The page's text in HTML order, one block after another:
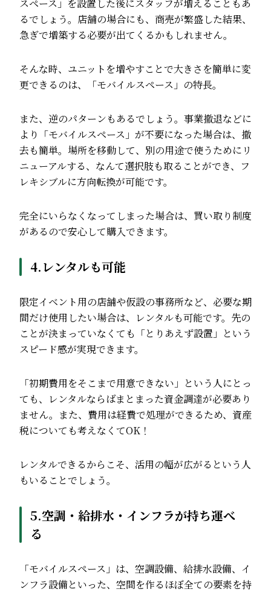
スペース」を設置した後にスタッフが増えることもあ
るでしょう。店舗の場合にも、商売が繁盛した結果、
急ぎで増築する必要が出てくるかもしれません。
そんな時、ユニットを増やすことで大きさを簡単に変
更できるのは、「モバイルスペース」の特長。
また、逆のパターンもあるでしょう。事業撤退などに
より「モバイルスペース」が不要になった場合は、撤
去も簡単。場所を移動して、別の用途で使うためにリ
ニューアルする、なんて選択肢も取ることができ、フ
レキシブルに方向転換が可能です。
完全にいらなくなってしまった場合は、買い取り制度
があるので安心して購入できます。
4.レンタルも可能
限定イベント用の店舗や仮設の事務所など、必要な期
間だけ使用したい場合は、レンタルも可能です。先の
ことが決まっていなくても「とりあえず設置」という
スピード感が実現できます。
「初期費用をそこまで用意できない」という人にとっ
ても、レンタルならばまとまった資金調達が必要あり
ません。また、費用は経費で処理ができるため、資産
税についても考えなくてOK！
レンタルできるからこそ、活用の幅が広がるという人
もいることでしょう。
5.空調・給排水・インフラが持ち運べ
る
「モバイルスペース」は、空調設備、給排水設備、イ
ンフラ設備といった、空間を作るほぼ全ての要素を持